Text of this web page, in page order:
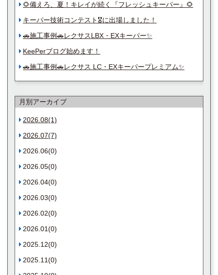
🌻備えろ、夏！キレイが続く『フレッシュキーパー』🌻
キーパー技術コンテスト🎖️に出場しました！
🚗施工事例🚗レクサスLBX・EXキーパー✨
KeePerブログ始めます！
🚗施工事例🚗レクサス LC・EXキーパープレミアム✨
月別アーカイブ
2026.08(1)
2026.07(7)
2026.06(0)
2026.05(0)
2026.04(0)
2026.03(0)
2026.02(0)
2026.01(0)
2025.12(0)
2025.11(0)